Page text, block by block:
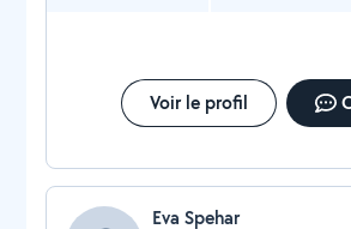
Voir le profil
Eva Spehar